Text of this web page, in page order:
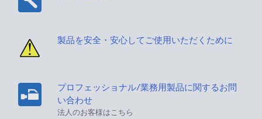
製品を安全・安心してご使用いただくために
プロフェッショナル/業務用製品に関するお問
い合わせ
法人のお客様はこちら